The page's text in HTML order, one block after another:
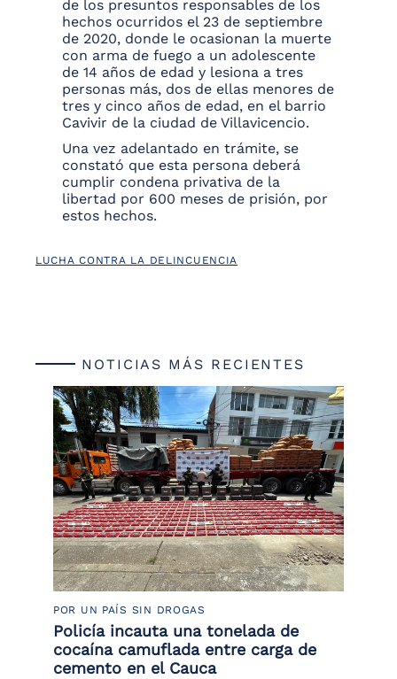
de los presuntos responsables de los
hechos ocurridos el 23 de septiembre
de 2020, donde le ocasionan la muerte
con arma de fuego a un adolescente
de 14 años de edad y lesiona a tres
personas más, dos de ellas menores de
tres y cinco años de edad, en el barrio
Cavivir de la ciudad de Villavicencio.
Una vez adelantado en trámite, se
constató que esta persona deberá
cumplir condena privativa de la
libertad por 600 meses de prisión, por
estos hechos.
LUCHA CONTRA LA DELINCUENCIA
NOTICIAS MÁS RECIENTES
POR UN PAÍS SIN DROGAS
Policía incauta una tonelada de
cocaína camuflada entre carga de
cemento en el Cauca